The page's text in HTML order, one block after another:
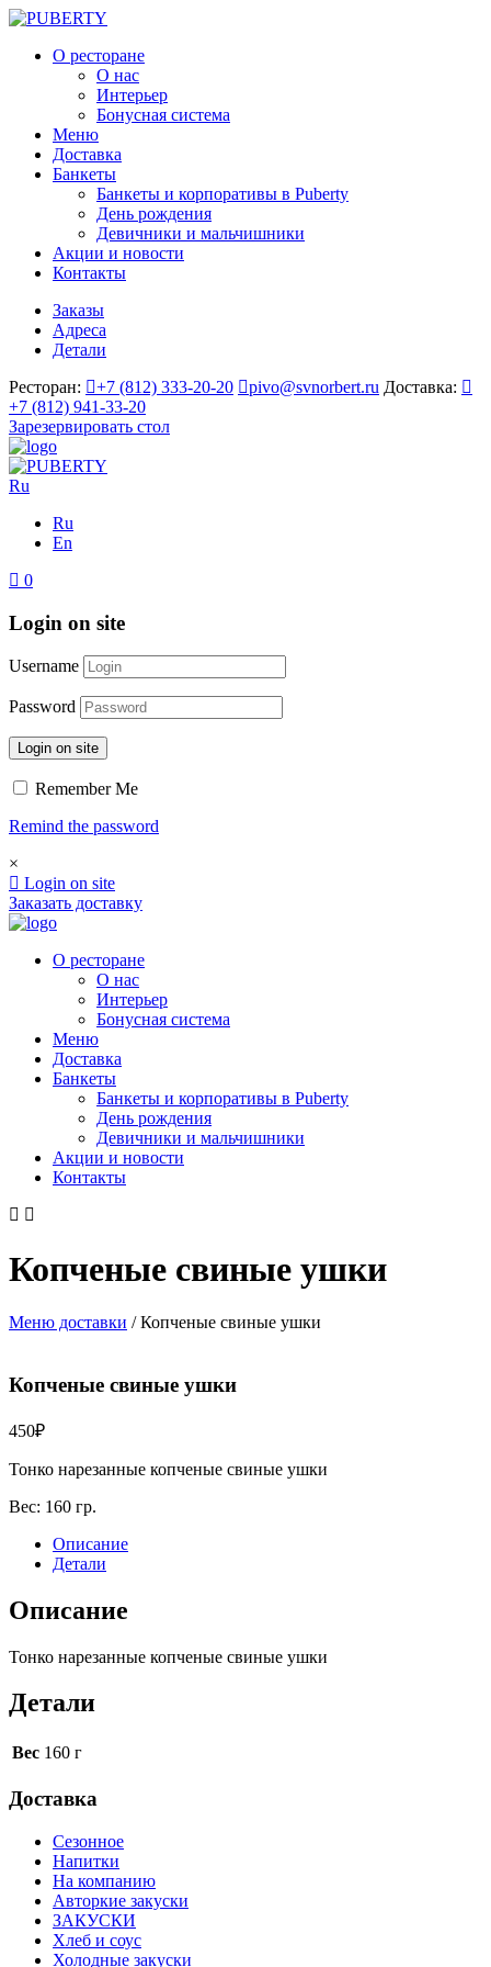
О ресторане
О нас
Интерьер
Бонусная система
Меню
Доставка
Банкеты
Банкеты и корпоративы в Puberty
День рождения
Девичники и мальчишники
Акции и новости
Контакты
Заказы
Адреса
Детали
Ресторан:
+7 (812) 333-20-20 pivo@svnorbert.ru Доставка:
+7 (812) 941-33-20
Зарезервировать стол
Ru
Ru
En
0
Login on site
Username
Password
Login on site
Remember Me
Remind the password
×
Login on site
Заказать доставку
О ресторане
О нас
Интерьер
Бонусная система
Меню
Доставка
Банкеты
Банкеты и корпоративы в Puberty
День рождения
Девичники и мальчишники
Акции и новости
Контакты
Копченые свиные ушки
Меню доставки /Копченые свиные ушки
Копченые свиные ушки
450₽
Тонко нарезанные копченые свиные ушки
Вес: 160 гр.
Описание
Детали
Описание
Тонко нарезанные копченые свиные ушки
Детали
Вес 160 г
Доставка
Сезонное
Напитки
На компанию
Авторкие закуски
ЗАКУСКИ
Хлеб и соус
Холодные закуски